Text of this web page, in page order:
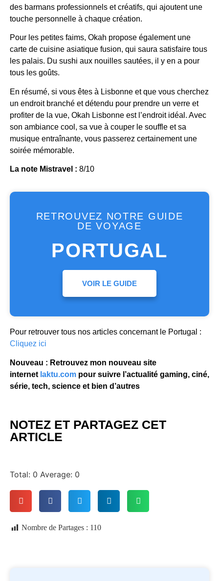
des barmans professionnels et créatifs, qui ajoutent une
touche personnelle à chaque création.
Pour les petites faims, Okah propose également une
carte de cuisine asiatique fusion, qui saura satisfaire tous
les palais. Du sushi aux nouilles sautées, il y en a pour
tous les goûts.
En résumé, si vous êtes à Lisbonne et que vous cherchez
un endroit branché et détendu pour prendre un verre et
profiter de la vue, Okah Lisbonne est l’endroit idéal. Avec
son ambiance cool, sa vue à couper le souffle et sa
musique entraînante, vous passerez certainement une
soirée mémorable.
La note Mistravel : 8/10
RETROUVEZ NOTRE GUIDE
DE VOYAGE
PORTUGAL
VOIR LE GUIDE
Pour retrouver tous nos articles concernant le Portugal :
Cliquez ici
Nouveau : Retrouvez mon nouveau site
internet laktu.com pour suivre l’actualité gaming, ciné,
série, tech, science et bien d’autres
NOTEZ ET PARTAGEZ CET
ARTICLE
Total: 0 Average: 0
Nombre de Partages : 110